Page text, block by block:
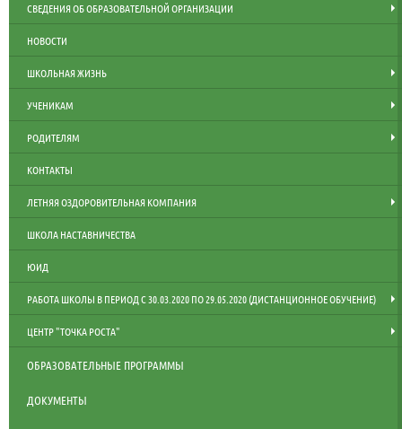
СВЕДЕНИЯ ОБ ОБРАЗОВАТЕЛЬНОЙ ОРГАНИЗАЦИИ
НОВОСТИ
ШКОЛЬНАЯ ЖИЗНЬ
УЧЕНИКАМ
РОДИТЕЛЯМ
КОНТАКТЫ
ЛЕТНЯЯ ОЗДОРОВИТЕЛЬНАЯ КОМПАНИЯ
ШКОЛА НАСТАВНИЧЕСТВА
ЮИД
РАБОТА ШКОЛЫ В ПЕРИОД С 30.03.2020 ПО 29.05.2020 (ДИСТАНЦИОННОЕ ОБУЧЕНИЕ)
ЦЕНТР "ТОЧКА РОСТА"
ОБРАЗОВАТЕЛЬНЫЕ ПРОГРАММЫ
ДОКУМЕНТЫ